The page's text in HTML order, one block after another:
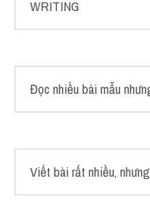
Khác
Từ vựng theo Topic
Vocabulary -
WRITING
Đọc nhiều bài mẫu
Viết bài rất nhiều,